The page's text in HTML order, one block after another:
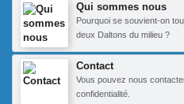
Qui sommes nous
Pourquoi se souvient-on
deux Daltons du milieu ?
Contact
Vous pouvez nous
confidentialité.